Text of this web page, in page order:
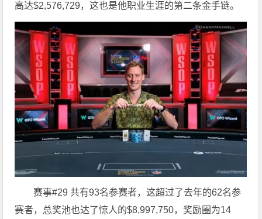
高达$2,576,729，这也是他职业生涯的第二条金手链。
赛事#29 共有93名参赛者，这超过了去年的62名参
赛者，总奖池也达了惊人的$8,997,750，奖励圈为14